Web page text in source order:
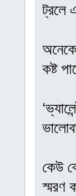
ট্রলে
কষ্ট
কেউ
স্মরণ